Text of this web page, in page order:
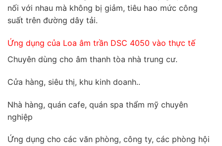
nối với nhau mà không bị giảm, tiêu hao mức công
suất trên đường dây tải.
Ứng dụng của Loa âm trần DSC 4050 vào thực tế
Chuyên dùng cho âm thanh tòa nhà trung cư.
Cửa hàng, siêu thị, khu kinh doanh..
Nhà hàng, quán cafe, quán spa thẩm mỹ chuyên
nghiệp
Ứng dụng cho các văn phòng, công ty, các phòng hội